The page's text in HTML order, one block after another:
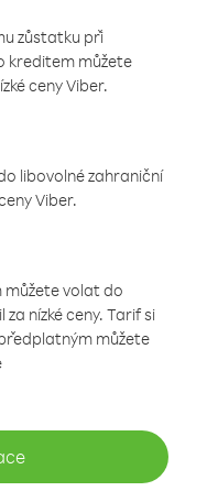
zůstatku při
kreditem můžete
ceny Viber.
libovolné zahraniční
Viber.
volat do
nízké ceny. Tarif si
můžete